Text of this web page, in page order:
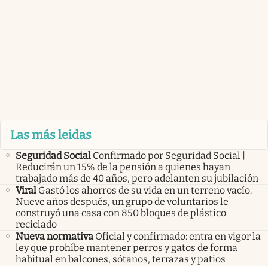
Las más leidas
Seguridad Social Confirmado por Seguridad Social |
Reducirán un 15% de la pensión a quienes hayan
trabajado más de 40 años, pero adelanten su jubilación
Viral Gastó los ahorros de su vida en un terreno vacío.
Nueve años después, un grupo de voluntarios le
construyó una casa con 850 bloques de plástico
reciclado
Nueva normativa Oficial y confirmado: entra en vigor la
ley que prohíbe mantener perros y gatos de forma
habitual en balcones, sótanos, terrazas y patios